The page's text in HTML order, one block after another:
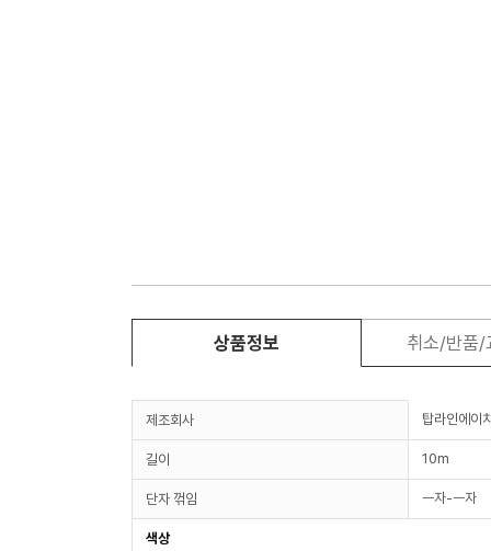
상품정보 취소/반품/
제조회사 탑라인에이
길이 10m
단자 꺾임 ㅡ자-ㅡ자
색상